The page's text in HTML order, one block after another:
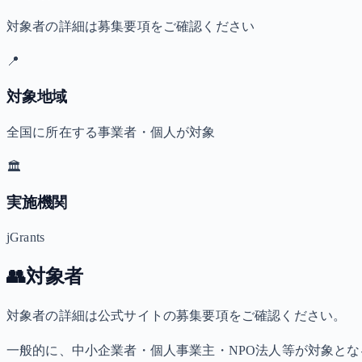
対象者の詳細は募集要項をご確認ください
📍
対象地域
全国に所在する事業者・個人が対象
🏛️
実施機関
jGrants
👥対象者
対象者の詳細は公式サイトの募集要項をご確認ください。
一般的に、中小企業者・個人事業主・NPO法人等が対象とな